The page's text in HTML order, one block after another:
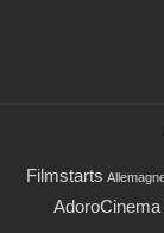
Filmstarts
AdoroCinema